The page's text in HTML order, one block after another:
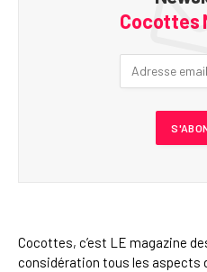
Cocottes
Cocottes, c’est LE magazine
considération tous les aspects